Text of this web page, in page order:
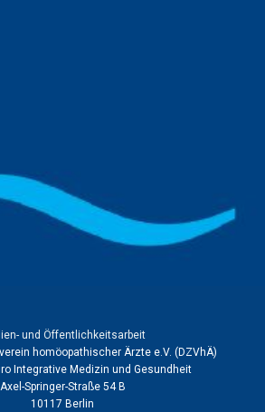
und Öffentlichkeitsarbeit
homöopathischer Ärzte e.V. (DZVhÄ)
Integrative Medizin und Gesundheit
Axel-Springer-Straße 54 B
10117 Berlin